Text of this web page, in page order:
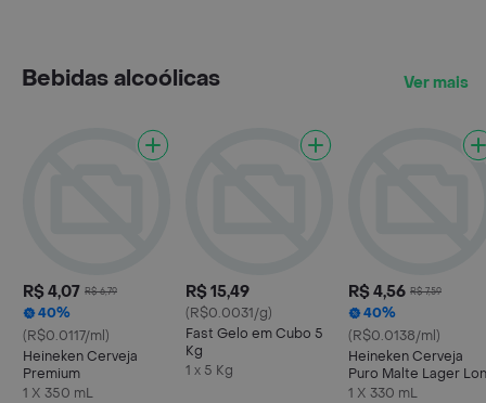
Bebidas alcoólicas Ver mais
R$ 4,07 R$ 6,79
40%
(R$0.0117/ml)
Heineken Cerveja
Premium
1 X 350 mL
R$ 15,49
(R$0.0031/g)
Fast Gelo em Cubo 5
Kg
1 x 5 Kg
R$ 4,56 R$ 7,59
40%
(R$0.0138/ml)
Heineken Cerveja
Puro Malte Lager
Neck 330ml
1 X 330 mL